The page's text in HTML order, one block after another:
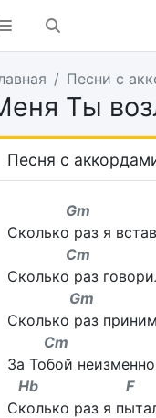
Песни с
Ты
Песня с
Gm
Сколько раз я
Cm
Сколько раз
Gm
Сколько раз
Cm
За Тобой
Hb F
Сколько раз я